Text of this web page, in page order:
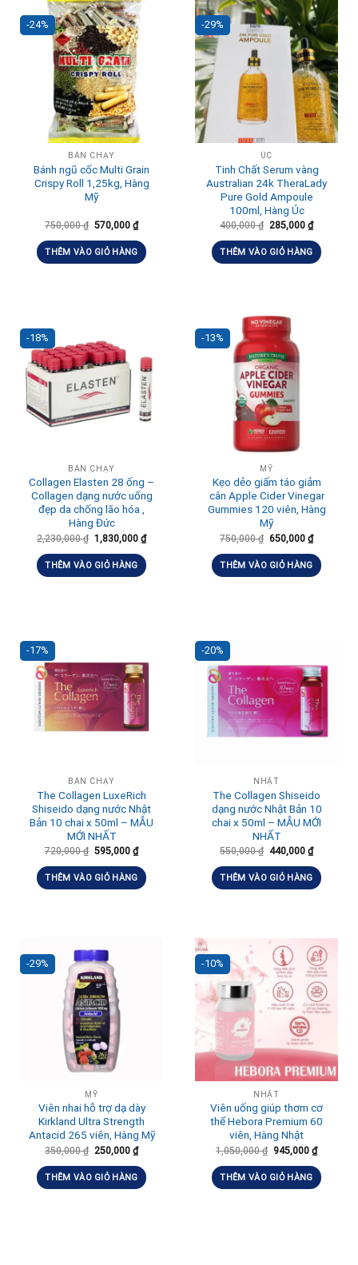
-24%
BÁN CHẠY
Bánh ngũ cốc Multi Grain
Crispy Roll 1,25kg, Hàng
Mỹ
750,000₫ 570,000 ₫
THÊM VÀO GIỎ HÀNG
-29%
ÚC
Tinh Chất Serum vàng
Australian 24k TheraLady
Pure Gold Ampoule
100ml, Hàng Úc
400,000₫ 285,000 ₫
THÊM VÀO GIỎ HÀNG
-18%
BÁN CHẠY
Collagen Elasten 28 ống –
Collagen dạng nước uống
đẹp da chống lão hóa ,
Hàng Đức
2,230,000₫ 1,830,000 ₫
THÊM VÀO GIỎ HÀNG
-13%
MỸ
Kẹo dẻo giấm táo giảm
cân Apple Cider Vinegar
Gummies 120 viên, Hàng
Mỹ
750,000₫ 650,000 ₫
THÊM VÀO GIỎ HÀNG
-17%
BÁN CHẠY
The Collagen LuxeRich
Shiseido dạng nước Nhật
Bản 10 chai x 50ml – MẪU
MỚI NHẤT
720,000₫ 595,000 ₫
THÊM VÀO GIỎ HÀNG
-20%
NHẬT
The Collagen Shiseido
dạng nước Nhật Bản 10
chai x 50ml – MẪU MỚI
NHẤT
550,000₫ 440,000 ₫
THÊM VÀO GIỎ HÀNG
-29%
MỸ
Viên nhai hỗ trợ dạ dày
Kirkland Ultra Strength
Antacid 265 viên, Hàng Mỹ
350,000₫ 250,000 ₫
THÊM VÀO GIỎ HÀNG
-10%
NHẬT
Viên uống giúp thơm cơ
thể Hebora Premium 60
viên, Hàng Nhật
1,050,000₫ 945,000 ₫
THÊM VÀO GIỎ HÀNG